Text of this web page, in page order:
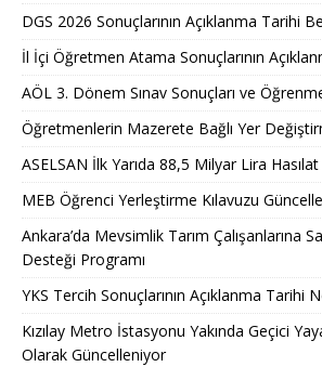
DGS 2026 Sonuçlarının Açıklanma Tarihi
İl İçi Öğretmen Atama Sonuçlarının
AÖL 3. Dönem Sınav Sonuçları ve
Öğretmenlerin Mazerete Bağlı Yer
ASELSAN İlk Yarıda 88,5 Milyar Lira
MEB Öğrenci Yerleştirme Kılavuzu
Ankara’da Mevsimlik Tarım Çalışanlarına
Desteği Programı
YKS Tercih Sonuçlarının Açıklanma Tarihi
Kızılay Metro İstasyonu Yakında Geçici
Olarak Güncelleniyor